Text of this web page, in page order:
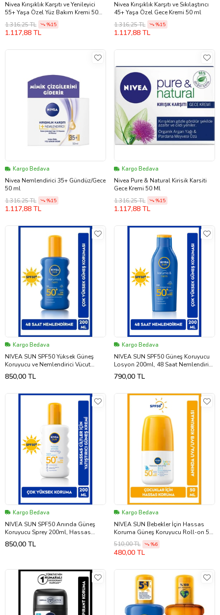
Nivea Kırışıklık Karşıtı ve Yenileyici
55+ Yaşa Özel Yüz Bakım Kremi 50
ml
1.316,25 TL %15
1.117,88 TL
Nivea Kırışıklık Karşıtı ve Sıkılaştırıcı
45+ Yaşa Özel Gece Kremi 50 ml
1.316,25 TL
%15
1.117,88 TL
Kargo Bedava
Nivea Nemlendirici 35+ Gündüz/Gece
50 ml
1.316,25 TL
%15
1.117,88 TL
Kargo Bedava
Nivea Pure & Natural Kirisik Karsiti
Gece Kremi 50 Ml
1.316,25 TL
%15
1.117,88 TL
Kargo Bedava
NIVEA SUN SPF50 Yüksek Güneş
Koruyucu ve Nemlendirici Vücut
Spreyi 200ml, UVA UVB Koruması,
Suya Dayanıklı
850,00 TL
Kargo Bedava
NIVEA SUN SPF50 Güneş Koruyucu
Losyon 200ml, 48 Saat Nemlendirici,
Suya Dayanıklı, Anında Koruma
790,00 TL
Kargo Bedava
NIVEA SUN SPF50 Anında Güneş
Koruyucu Sprey 200ml, Hassas
Ciltler İçin Yatıştırıcı, UVA UVB
Koruması
850,00 TL
Kargo Bedava
NIVEA SUN Bebekler İçin Hassas
Koruma Güneş Koruyucu Roll-on 50
ml
510,00 TL %6
480,00 TL